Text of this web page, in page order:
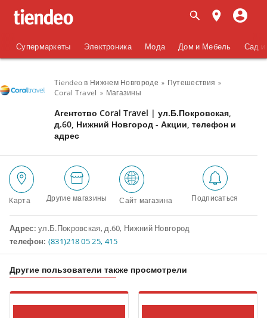
Супермаркеты Электроника Мода Дом и Мебель Сад и
Tiendeo в Нижнем Новгороде
Путешествия
Coral Travel
Магазины
Агентство Coral Travel | ул.Б.Покровская,
д.60, Нижний Новгород - Акции, телефон и
адрес
Карта Другие магазины Сайт магазина Подписаться
Адрес: ул.Б.Покровская, д.60, Нижний Новгород
телефон: (831)218 05 25, 415
Другие пользователи также просмотрели